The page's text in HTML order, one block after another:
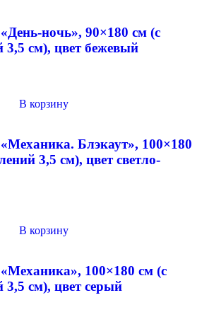
ночь», 90×180 см (с
3,5 см), цвет бежевый
В корзину
Блэкаут», 100×180
3,5 см), цвет светло-
В корзину
100×180 см (с
3,5 см), цвет серый